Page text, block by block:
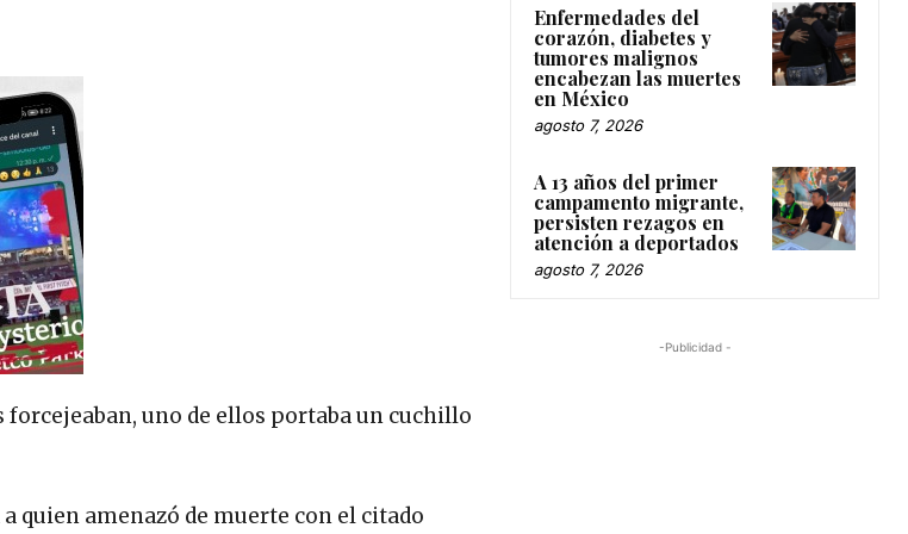
uno de ellos portaba un cuchillo
quien amenazó de muerte con el citado
Enfermedades del
corazón, diabetes y
tumores malignos
encabezan las muertes
en México
agosto 7, 2026
A 13 años del primer
campamento migrante,
persisten rezagos en
atención a deportados
agosto 7, 2026
-Publicidad -